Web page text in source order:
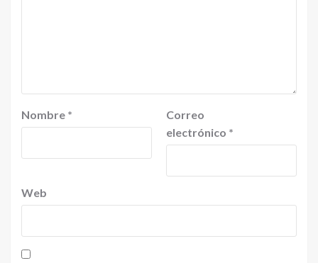
Nombre *
Correo
electrónico *
Web